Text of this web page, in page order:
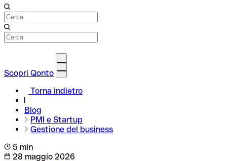
Scopri Qonto
Torna indietro
Blog
PMI e Startup
Gestione del business
5 min
28 maggio 2026